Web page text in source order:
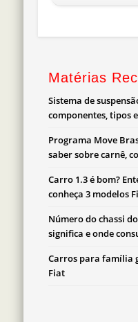
Matérias
Sistema de
componentes, tipos
Programa Move
saber sobre carnê,
Carro 1.3 é bom?
conheça 3 modelos
Número do chassi
significa e onde
Carros para família
Fiat